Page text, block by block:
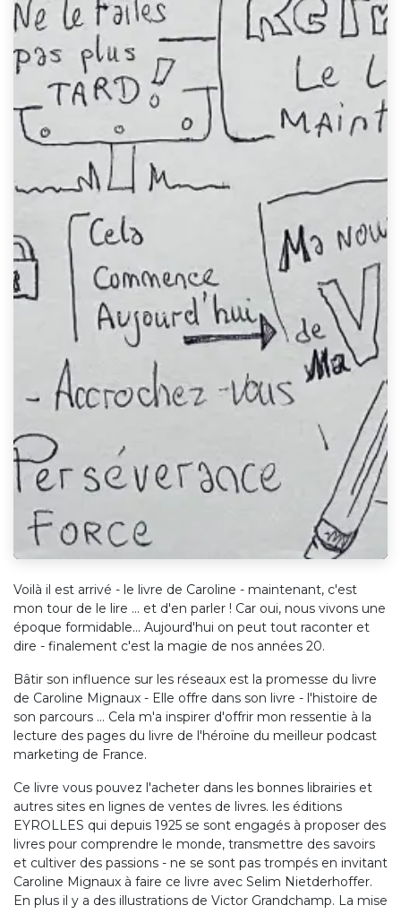
Voilà il est arrivé - le livre de Caroline - maintenant, c'est
mon tour de le lire ... et d'en parler ! Car oui, nous vivons une
époque formidable... Aujourd'hui on peut tout raconter et
dire - finalement c'est la magie de nos années 20.
Bâtir son influence sur les réseaux est la promesse du livre
de Caroline Mignaux - Elle offre dans son livre - l'histoire de
son parcours ... Cela m'a inspirer d'offrir mon ressentie à la
lecture des pages du livre de l'héroïne du meilleur podcast
marketing de France.
Ce livre vous pouvez l'acheter dans les bonnes librairies et
autres sites en lignes de ventes de livres. les éditions
EYROLLES qui depuis 1925 se sont engagés à proposer des
livres pour comprendre le monde, transmettre des savoirs
et cultiver des passions - ne se sont pas trompés en invitant
Caroline Mignaux à faire ce livre avec Selim Nietderhoffer.
En plus il y a des illustrations de Victor Grandchamp. La mise